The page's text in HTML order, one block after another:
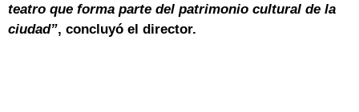
teatro que forma parte del patrimonio cultural de la
ciudad”, concluyó el director.